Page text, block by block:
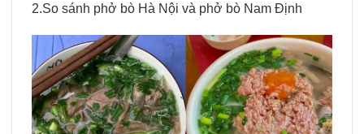
2.So sánh phở bò Hà Nội và phở bò Nam Định